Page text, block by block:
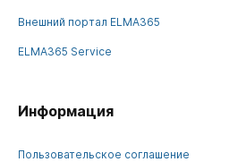
Внешний портал ELMA365
ELMA365 Service
Информация
Пользовательское соглашение